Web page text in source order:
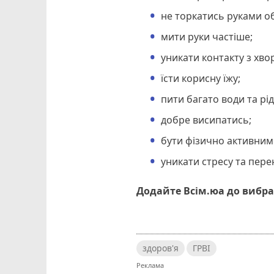
не торкатись руками
мити руки частіше;
уникати контакту з
їсти корисну їжу;
пити багато води та
добре висипатись;
бути фізично
уникати стресу та
Додайте Всім.юа до
здоров'я ГРВІ